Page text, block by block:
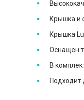
Крышка и
Крышка
Оснащен
В
Подходит